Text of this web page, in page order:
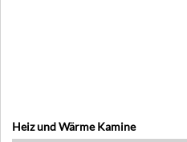
Heiz und Wärme Kamine